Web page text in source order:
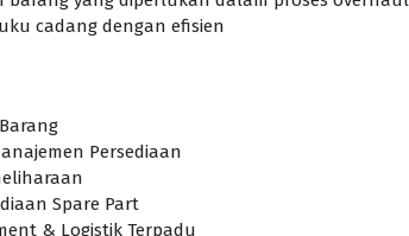
cadang dengan efisien
Persediaan
Spare Part
& Logistik Terpadu